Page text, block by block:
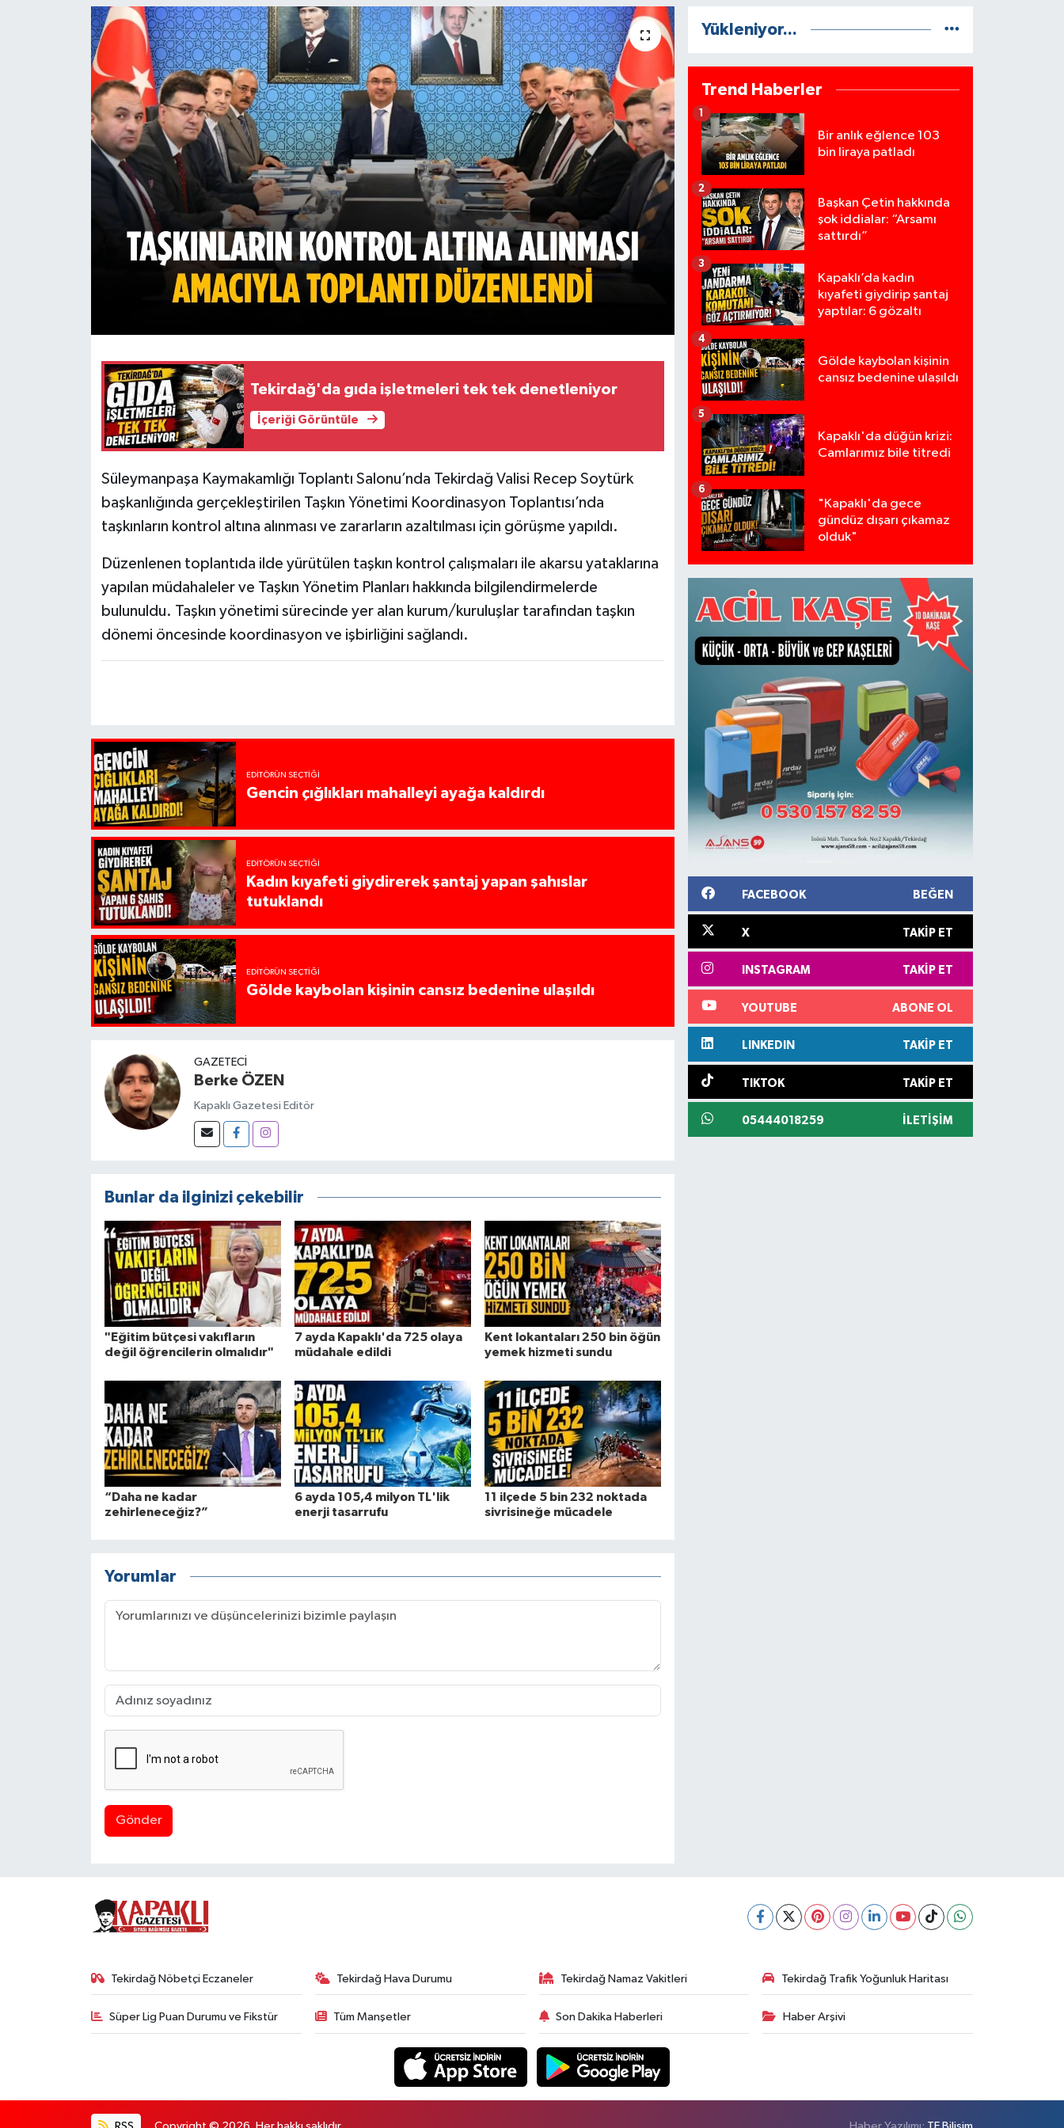
Tekirdağ'da gıda işletmeleri tek tek denetleniyor
İçeriği Görüntüle
Süleymanpaşa Kaymakamlığı Toplantı Salonu’nda Tekirdağ Valisi Recep Soytürk
başkanlığında gerçekleştirilen Taşkın Yönetimi Koordinasyon Toplantısı’nda
taşkınların kontrol altına alınması ve zararların azaltılması için görüşme yapıldı.
Düzenlenen toplantıda ilde yürütülen taşkın kontrol çalışmaları ile akarsu yataklarına
yapılan müdahaleler ve Taşkın Yönetim Planları hakkında bilgilendirmelerde
bulunuldu. Taşkın yönetimi sürecinde yer alan kurum/kuruluşlar tarafından taşkın
dönemi öncesinde koordinasyon ve işbirliğini sağlandı.
EDITÖRÜN SEÇTIĞI
Gencin çığlıkları mahalleyi ayağa kaldırdı
EDITÖRÜN SEÇTIĞI
Kadın kıyafeti giydirerek şantaj yapan şahıslar
tutuklandı
EDITÖRÜN SEÇTIĞI
Gölde kaybolan kişinin cansız bedenine ulaşıldı
GAZETECI
Berke ÖZEN
Kapaklı Gazetesi Editör
Bunlar da ilginizi çekebilir
"Eğitim bütçesi vakıfların
değil öğrencilerin olmalıdır"
7 ayda Kapaklı'da 725 olaya
müdahale edildi
Kent lokantaları 250 bin öğün
yemek hizmeti sundu
“Daha ne kadar
zehirleneceğiz?”
6 ayda 105,4 milyon TL'lik
enerji tasarrufu
11 ilçede 5 bin 232 noktada
sivrisineğe mücadele
Yorumlar
Gönder
Yükleniyor...
Trend Haberler
Bir anlık eğlence 103
bin liraya patladı
1
Başkan Çetin hakkında
şok iddialar: “Arsamı
sattırdı”
2
Kapaklı’da kadın
kıyafeti giydirip şantaj
yaptılar: 6 gözaltı
3
Gölde kaybolan kişinin
cansız bedenine ulaşıldı
4
Kapaklı'da düğün krizi:
Camlarımız bile titredi
5
"Kapaklı'da gece
gündüz dışarı çıkamaz
olduk"
6
FACEBOOK BEĞEN
X TAKIP ET
INSTAGRAM TAKIP ET
YOUTUBE ABONE OL
LINKEDIN TAKIP ET
TIKTOK TAKIP ET
05444018259 İLETIŞIM
Tekirdağ Nöbetçi Eczaneler Tekirdağ Hava Durumu Tekirdağ Namaz Vakitleri Tekirdağ Trafik Yoğunluk Haritası
Süper Lig Puan Durumu ve Fikstür Tüm Manşetler Son Dakika Haberleri Haber Arşivi
Ekonomi
Teknoloji